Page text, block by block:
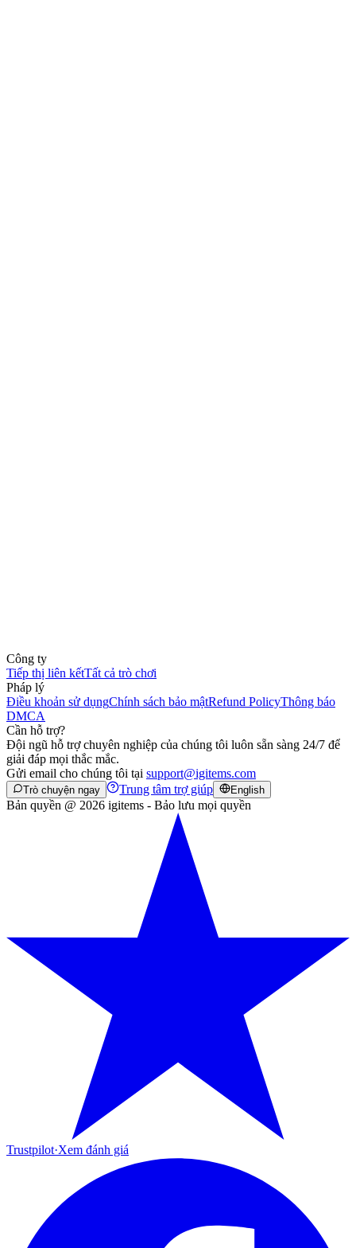
Công ty
Tiếp thị liên kếtTất cả trò chơi
Pháp lý
Điều khoản sử dụngChính sách bảo mậtRefund PolicyThông báo
DMCA
Cần hỗ trợ?
Đội ngũ hỗ trợ chuyên nghiệp của chúng tôi luôn sẵn sàng 24/7 để
giải đáp mọi thắc mắc.
Gửi email cho chúng tôi tại support@igitems.com
Trò chuyện ngay Trung tâm trợ giúp English
Bản quyền @ 2026 igitems - Bảo lưu mọi quyền
Trustpilot·Xem đánh giá